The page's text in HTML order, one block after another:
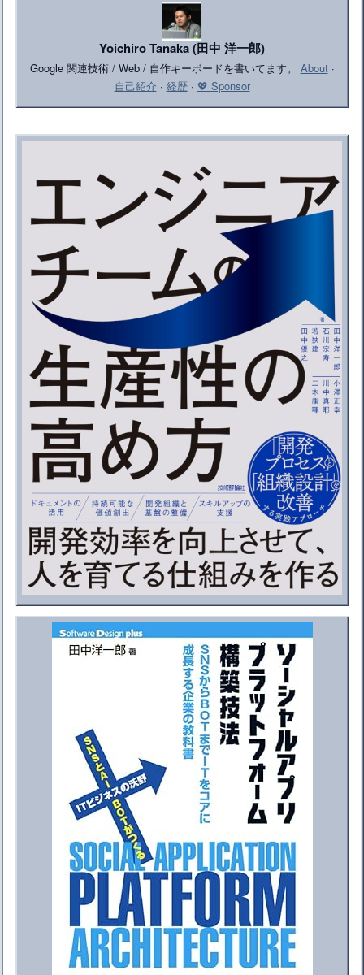
Yoichiro Tanaka (田中 洋一郎)
Google 関連技術 / Web / 自作キーボードを書いてます。 About·
自己紹介 · 経歴· 💖 Sponsor